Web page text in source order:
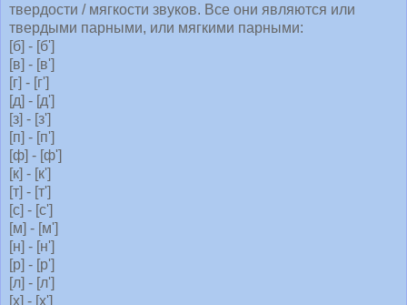
твердости / мягкости звуков. Все они являются или
твердыми парными, или мягкими парными:
[б] - [б']
[в] - [в']
[г] - [г']
[д] - [д']
[з] - [з']
[п] - [п']
[ф] - [ф']
[к] - [к']
[т] - [т']
[с] - [с']
[м] - [м']
[н] - [н']
[р] - [р']
[л] - [л']
[х] - [х']